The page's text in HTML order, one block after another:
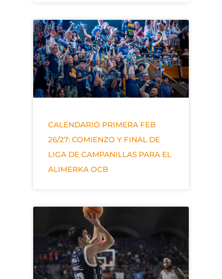
CALENDARIO PRIMERA FEB
26/27: COMIENZO Y FINAL DE
LIGA DE CAMPANILLAS PARA EL
ALIMERKA OCB